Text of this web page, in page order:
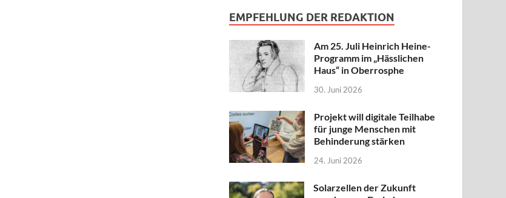
EMPFEHLUNG DER REDAKTION
Am 25. Juli Heinrich Heine-
Programm im „Hässlichen
Haus“ in Oberrosphe
30. Juni 2026
Projekt will digitale Teilhabe
für junge Menschen mit
Behinderung stärken
24. Juni 2026
Solarzellen der Zukunft